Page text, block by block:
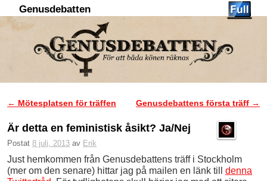
Genusdebatten
Inläggsnavigering
← Mötesplatsen för träffen Genusdebattens första träff →
Är detta en feministisk åsikt? Ja/Nej
Postat 8 juli, 2013 av Erik
Just hemkommen från Genusdebattens träff i Stockholm
(mer om den senare) hittar jag på mailen en länk till denna